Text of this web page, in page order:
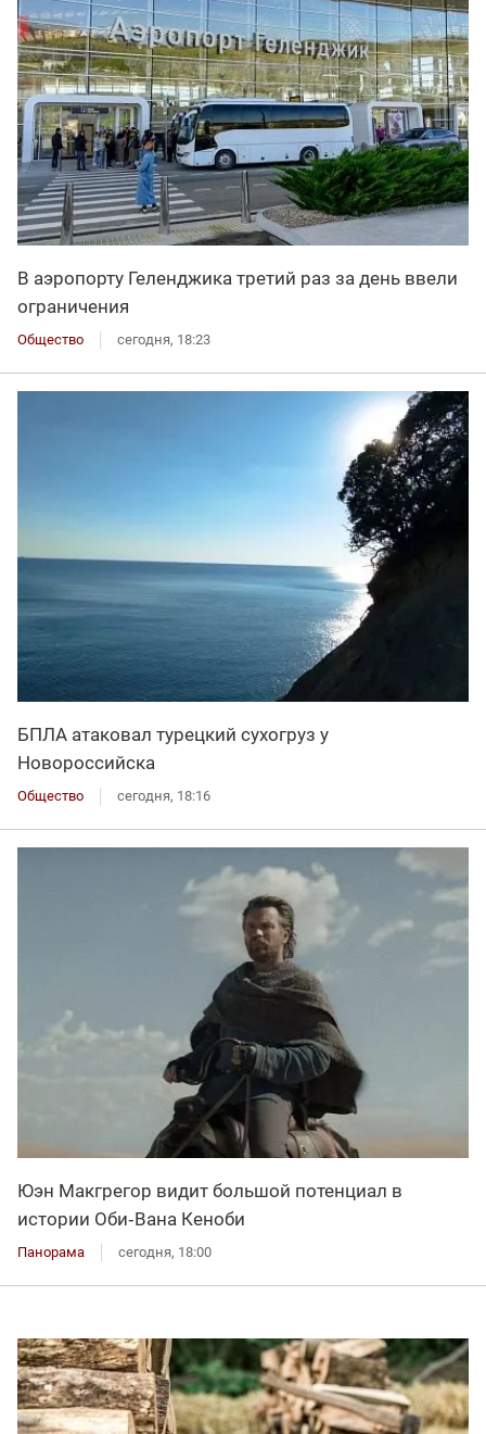
В аэропорту Геленджика третий раз за день ввели
ограничения
Общество сегодня, 18:23
БПЛА атаковал турецкий сухогруз у
Новороссийска
Общество сегодня, 18:16
Юэн Макгрегор видит большой потенциал в
истории Оби‑Вана Кеноби
Панорама сегодня, 18:00